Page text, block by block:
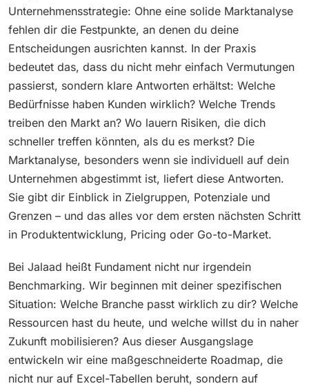
Unternehmensstrategie: Ohne eine solide Marktanalyse
fehlen dir die Festpunkte, an denen du deine
Entscheidungen ausrichten kannst. In der Praxis
bedeutet das, dass du nicht mehr einfach Vermutungen
passierst, sondern klare Antworten erhältst: Welche
Bedürfnisse haben Kunden wirklich? Welche Trends
treiben den Markt an? Wo lauern Risiken, die dich
schneller treffen könnten, als du es merkst? Die
Marktanalyse, besonders wenn sie individuell auf dein
Unternehmen abgestimmt ist, liefert diese Antworten.
Sie gibt dir Einblick in Zielgruppen, Potenziale und
Grenzen – und das alles vor dem ersten nächsten Schritt
in Produktentwicklung, Pricing oder Go-to-Market.
Bei Jalaad heißt Fundament nicht nur irgendein
Benchmarking. Wir beginnen mit deiner spezifischen
Situation: Welche Branche passt wirklich zu dir? Welche
Ressourcen hast du heute, und welche willst du in naher
Zukunft mobilisieren? Aus dieser Ausgangslage
entwickeln wir eine maßgeschneiderte Roadmap, die
nicht nur auf Excel-Tabellen beruht, sondern auf